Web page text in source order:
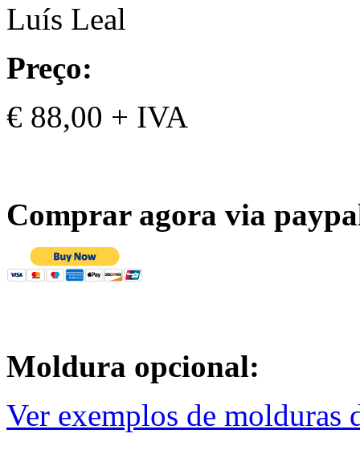
Luís Leal
Preço:
€ 88,00 + IVA
Comprar agora via
Moldura opcional:
Ver exemplos de molduras